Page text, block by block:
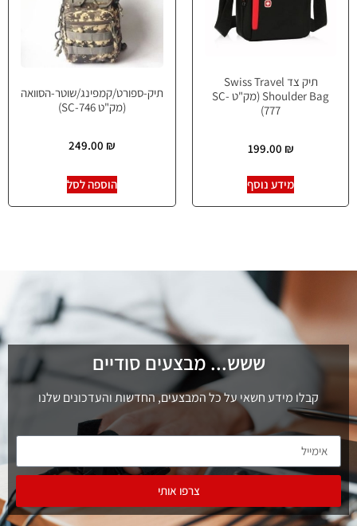
תיק צד Swiss Travel
Shoulder Bag (מק"ט SC-
777)
199.00 ₪
מידע נוסף
תיק-ספורט/קמפינג/שוטר-הסוואה
(מק"ט SC-746)
249.00 ₪
הוספה לסל
ששש... מבצעים סודיים
קבלו מידע חשאי על כל המבצעים, החדשות והעדכונים שלנו
צרפו אותי